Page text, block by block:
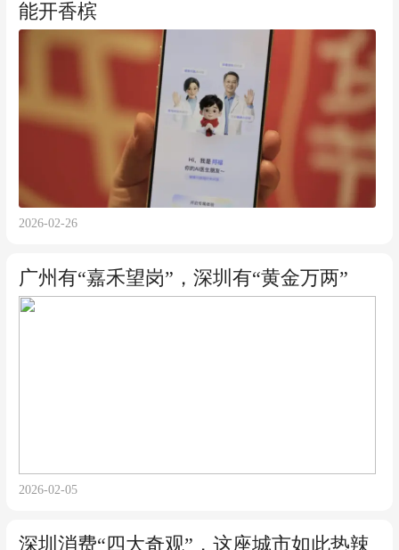
能开香槟
2026-02-26
广州有“嘉禾望岗”，深圳有“黄金万两”
2026-02-05
深圳消费“四大奇观”，这座城市如此热辣